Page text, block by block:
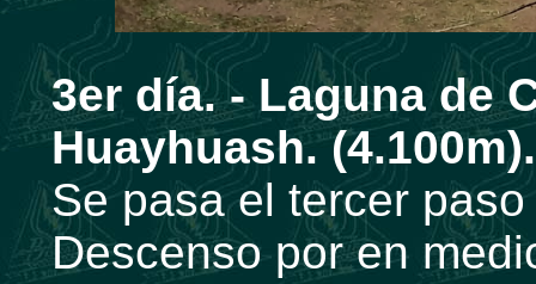
3er día. - Laguna de
Huayhuash. (4.100m).
Se pasa el tercer
Descenso por en